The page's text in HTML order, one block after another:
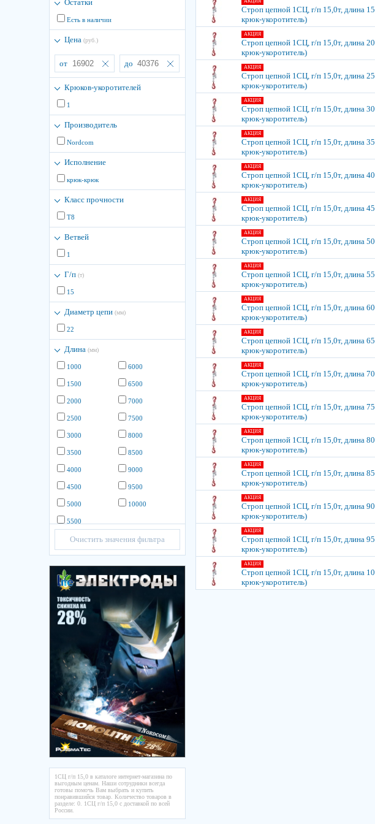
Остатки
Есть в наличии
Цена (руб.)
от до
Крюков-укоротителей
1
Производитель
Nordcom
Исполнение
крюк-крюк
Класс прочности
Т8
Ветвей
1
Г/п (т)
15
Диаметр цепи (мм)
22
Длина (мм)
1000
1500
2000
2500
3000
3500
4000
4500
5000
5500
6000
6500
7000
7500
8000
8500
9000
9500
10000
Очистить значения фильтра
1СЦ г/п 15,0 в каталоге интернет-магазина по
выгодным ценам. Наши сотрудники всегда
готовы помочь Вам выбрать и купить
понравившийся товар. Количество товаров в
разделе: 0. 1СЦ г/п 15,0 с доставкой по всей
России.
Строп цепной 1СЦ, г/п 15,0т, длина
крюк-укоротитель)
АКЦИЯ
Строп цепной 1СЦ, г/п 15,0т, длина
крюк-укоротитель)
АКЦИЯ
Строп цепной 1СЦ, г/п 15,0т, длина
крюк-укоротитель)
АКЦИЯ
Строп цепной 1СЦ, г/п 15,0т, длина
крюк-укоротитель)
АКЦИЯ
Строп цепной 1СЦ, г/п 15,0т, длина
крюк-укоротитель)
АКЦИЯ
Строп цепной 1СЦ, г/п 15,0т, длина
крюк-укоротитель)
АКЦИЯ
Строп цепной 1СЦ, г/п 15,0т, длина
крюк-укоротитель)
АКЦИЯ
Строп цепной 1СЦ, г/п 15,0т, длина
крюк-укоротитель)
АКЦИЯ
Строп цепной 1СЦ, г/п 15,0т, длина
крюк-укоротитель)
АКЦИЯ
Строп цепной 1СЦ, г/п 15,0т, длина
крюк-укоротитель)
АКЦИЯ
Строп цепной 1СЦ, г/п 15,0т, длина
крюк-укоротитель)
АКЦИЯ
Строп цепной 1СЦ, г/п 15,0т, длина
крюк-укоротитель)
АКЦИЯ
Строп цепной 1СЦ, г/п 15,0т, длина
крюк-укоротитель)
АКЦИЯ
Строп цепной 1СЦ, г/п 15,0т, длина
крюк-укоротитель)
АКЦИЯ
Строп цепной 1СЦ, г/п 15,0т, длина
крюк-укоротитель)
АКЦИЯ
Строп цепной 1СЦ, г/п 15,0т, длина
крюк-укоротитель)
АКЦИЯ
Строп цепной 1СЦ, г/п 15,0т, длина
крюк-укоротитель)
АКЦИЯ
Строп цепной 1СЦ, г/п 15,0т, длина
крюк-укоротитель)